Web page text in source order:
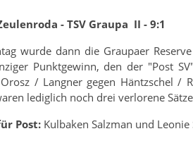
- TSV Graupa II - 9:1
wurde dann die Graupaer
Punktgewinn, den der "Post
/ Langner gegen Häntzschel /
lediglich noch drei verlorene
Post: Kulbaken Salzman und Leonie